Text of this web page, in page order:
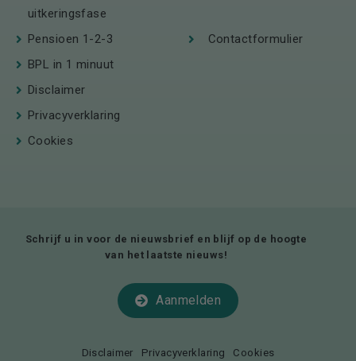
uitkeringsfase
Pensioen 1-2-3
BPL in 1 minuut
Disclaimer
Privacyverklaring
Cookies
Contactformulier
Schrijf u in voor de nieuwsbrief en blijf op de hoogte
van het laatste nieuws!
Aanmelden
Disclaimer Privacyverklaring Cookies